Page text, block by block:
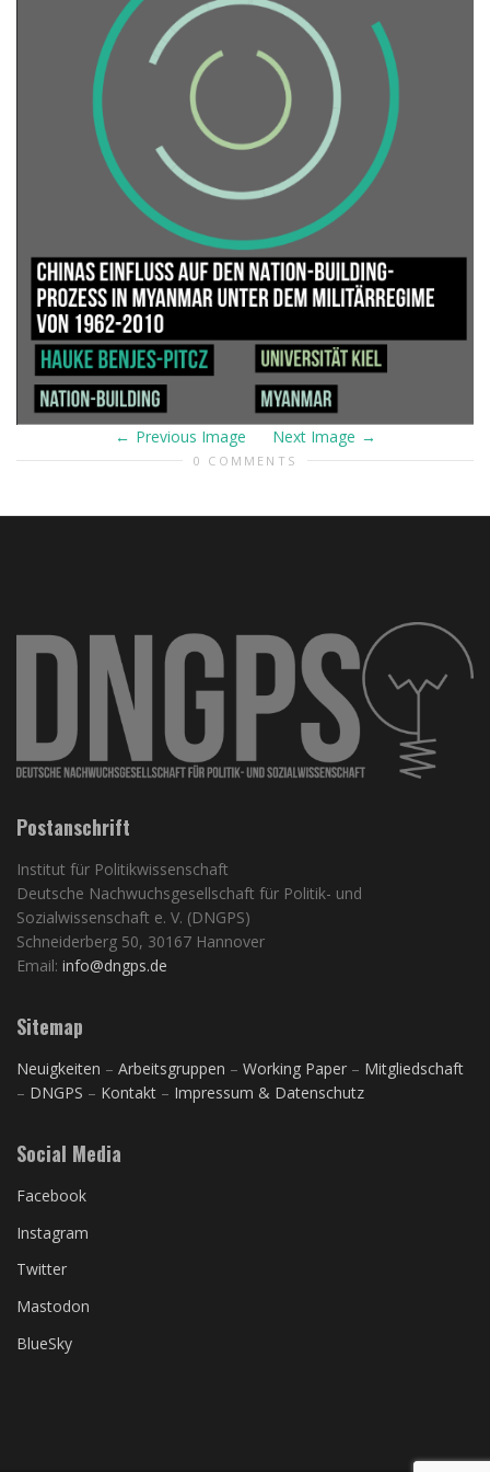
Previous Image Next Image
0 COMMENTS
Postanschrift
Institut für Politikwissenschaft
Deutsche Nachwuchsgesellschaft für Politik- und
Sozialwissenschaft e. V. (DNGPS)
Schneiderberg 50, 30167 Hannover
Email: info@dngps.de
Sitemap
Neuigkeiten – Arbeitsgruppen – Working Paper – Mitgliedschaft
– DNGPS – Kontakt – Impressum & Datenschutz
Social Media
Facebook
Instagram
Twitter
Mastodon
BlueSky